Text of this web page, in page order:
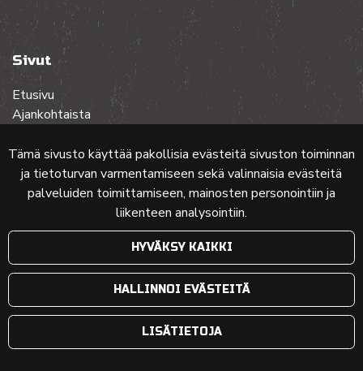
Tämä sivusto käyttää pakollisia evästeitä sivuston toiminnan
ja tietoturvan varmentamiseen sekä valinnaisia evästeitä
palveluiden toimittamiseen, mainosten personointiin ja
liikenteen analysointiin.
HYVÄKSY KAIKKI
HALLINNOI EVÄSTEITÄ
LISÄTIETOJA
Sivut
Etusivu
Ajankohtaista
Lehdet
Yhteistyössä
Ota yhteyttä
Etusivun karttakuva: MML (Nimeä CC 4.0, muokattu)
© 2024 PKMT | VerkkosivuatFlow Oy